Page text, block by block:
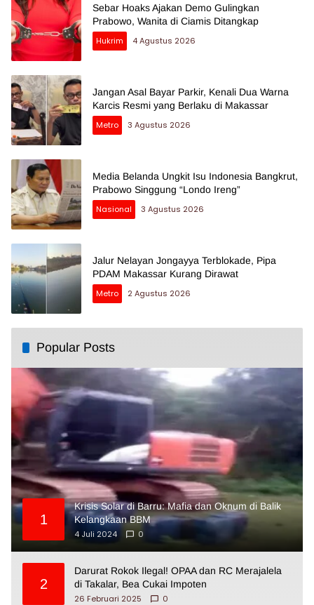
Sebar Hoaks Ajakan Demo Gulingkan
Prabowo, Wanita di Ciamis Ditangkap
Hukrim
4 Agustus 2026
Jangan Asal Bayar Parkir, Kenali Dua Warna
Karcis Resmi yang Berlaku di Makassar
Metro
3 Agustus 2026
Media Belanda Ungkit Isu Indonesia Bangkrut,
Prabowo Singgung “Londo Ireng”
Nasional
3 Agustus 2026
Jalur Nelayan Jongayya Terblokade, Pipa
PDAM Makassar Kurang Dirawat
Metro
2 Agustus 2026
Popular Posts
1
Krisis Solar di Barru: Mafia dan Oknum di Balik
Kelangkaan BBM
4 Juli 2024
0
2
Darurat Rokok Ilegal! OPAA dan RC Merajalela
di Takalar, Bea Cukai Impoten
26 Februari 2025
0